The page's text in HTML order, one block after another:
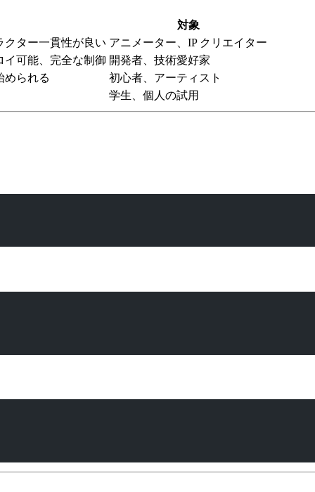
対象
クター一貫性が良い アニメーター、IP クリエイター
イ可能、完全な制御 開発者、技術愛好家
められる
初心者、アーティスト
学生、個人の試用